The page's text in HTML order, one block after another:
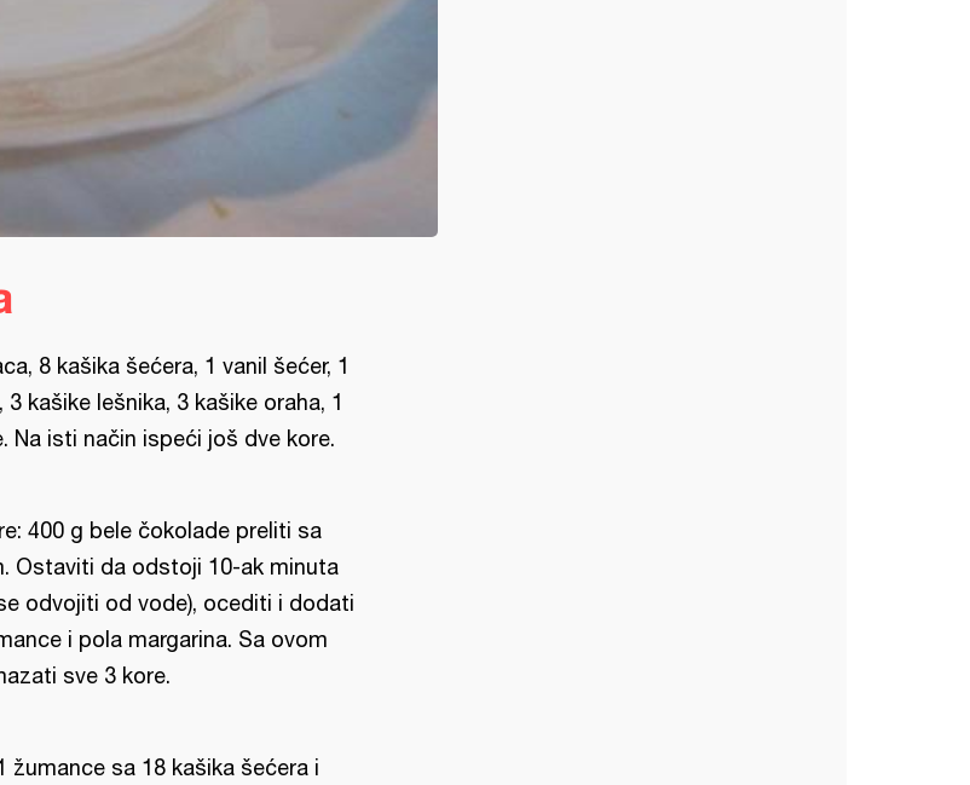
8 kašika šećera, 1 vanil šećer, 1
kašike lešnika, 3 kašike oraha, 1
Na isti način ispeći još dve kore.
400 g bele čokolade preliti sa
Ostaviti da odstoji 10-ak minuta
odvojiti od vode), ocediti i dodati
i pola margarina. Sa ovom
sve 3 kore.
žumance sa 18 kašika šećera i